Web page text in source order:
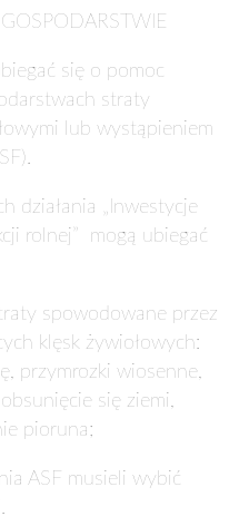
się o pomoc
straty
lub wystąpieniem
działania „Inwestycje
rolnej” mogą ubiegać
spowodowane przez
klęsk żywiołowych:
przymrozki wiosenne,
się ziemi,
pioruna;
ASF musieli wybić